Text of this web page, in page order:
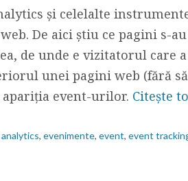
și celelalte
De aici știu ce pagini s-
de unde e vizitatorul care
unei pagini web (fără
apariția event-urilor. Citește
analytics, evenimente, event, event